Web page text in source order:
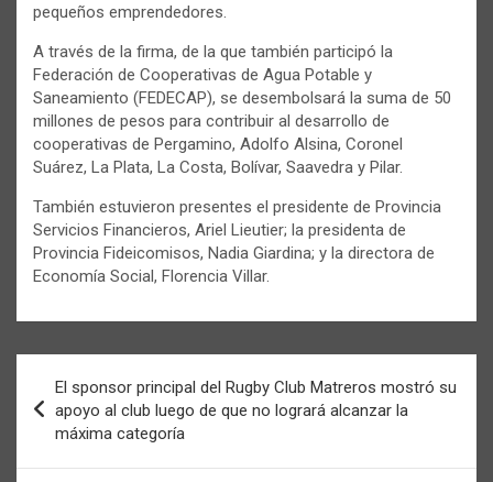
pequeños emprendedores.
A través de la firma, de la que también participó la
Federación de Cooperativas de Agua Potable y
Saneamiento (FEDECAP), se desembolsará la suma de 50
millones de pesos para contribuir al desarrollo de
cooperativas de Pergamino, Adolfo Alsina, Coronel
Suárez, La Plata, La Costa, Bolívar, Saavedra y Pilar.
También estuvieron presentes el presidente de Provincia
Servicios Financieros, Ariel Lieutier; la presidenta de
Provincia Fideicomisos, Nadia Giardina; y la directora de
Economía Social, Florencia Villar.
de
entradas
El sponsor principal del Rugby Club Matreros mostró su
apoyo al club luego de que no logrará alcanzar la
máxima categoría